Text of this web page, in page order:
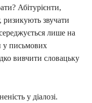
Абітурієнти,
ризикують звучати
лише на
у письмових
вивчити словацьку
у діалозі.